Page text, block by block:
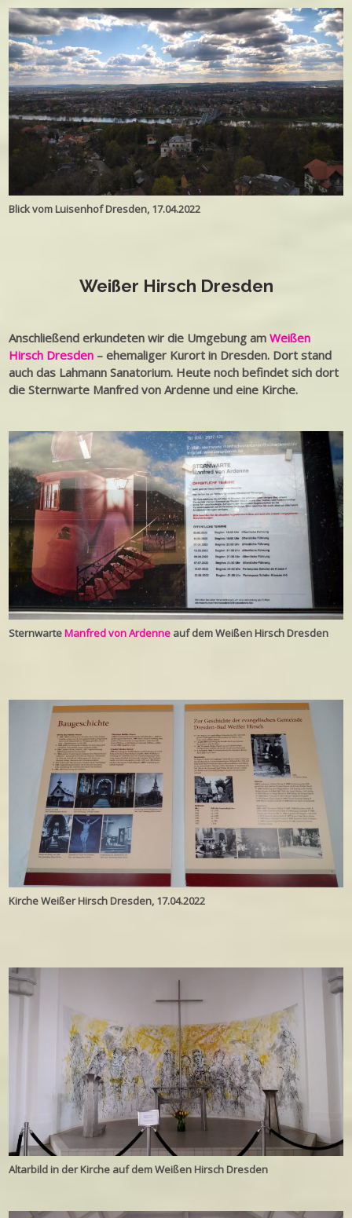
Blick vom Luisenhof Dresden, 17.04.2022
Weißer Hirsch Dresden
Anschließend erkundeten wir die Umgebung amWeißen
Hirsch Dresden – ehemaliger Kurort in Dresden. Dort stand
auch das Lahmann Sanatorium. Heute noch befindet sich dort
die Sternwarte Manfred von Ardenne und eine Kirche.
SternwarteManfred von Ardenne auf dem Weißen Hirsch Dresden
Kirche Weißer Hirsch Dresden, 17.04.2022
Altarbild in der Kirche auf dem Weißen Hirsch Dresden